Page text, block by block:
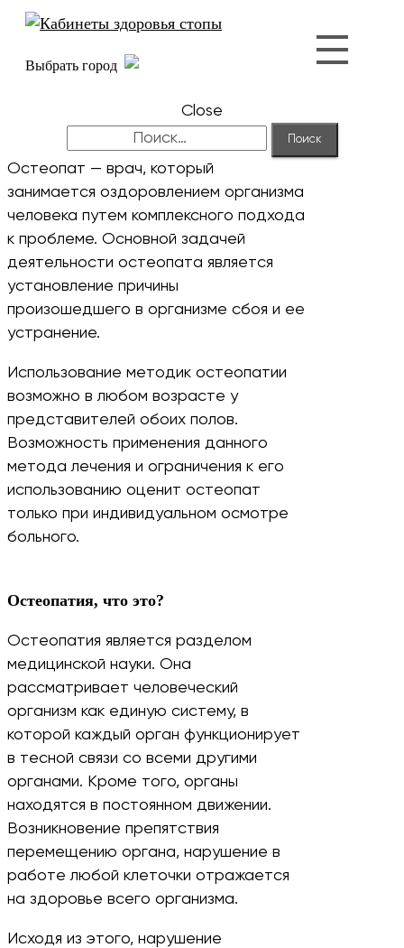
Выбрать город
Close
Остеопат — врач, который
занимается оздоровлением организма
человека путем комплексного подхода
к проблеме. Основной задачей
деятельности остеопата является
установление причины
произошедшего в организме сбоя и ее
устранение.
Использование методик остеопатии
возможно в любом возрасте у
представителей обоих полов.
Возможность применения данного
метода лечения и ограничения к его
использованию оценит остеопат
только при индивидуальном осмотре
больного.
Остеопатия, что это?
Остеопатия является разделом
медицинской науки. Она
рассматривает человеческий
организм как единую систему, в
которой каждый орган функционирует
в тесной связи со всеми другими
органами. Кроме того, органы
находятся в постоянном движении.
Возникновение препятствия
перемещению органа, нарушение в
работе любой клеточки отражается
на здоровье всего организма.
Исходя из этого, нарушение